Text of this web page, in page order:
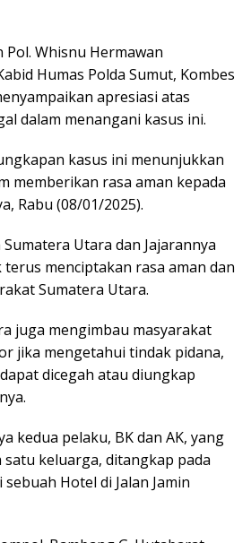
Pol. Whisnu Hermawan
Humas Polda Sumut, Kombes
apresiasi atas
dalam menangani kasus ini.
kasus ini menunjukkan
memberikan rasa aman kepada
Rabu (08/01/2025).
Utara dan Jajarannya
menciptakan rasa aman dan
Sumatera Utara.
juga mengimbau masyarakat
jika mengetahui tindak pidana,
dicegah atau diungkap
kedua pelaku, BK dan AK, yang
keluarga, ditangkap pada
Hotel di Jalan Jamin